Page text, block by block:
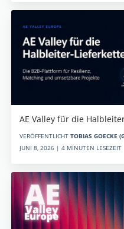
AE Valley für die
VERÖFFENTLICHT TOBIAS GOECKE
JUNI 8, 2026 | 4 MINUTEN LESEZEIT